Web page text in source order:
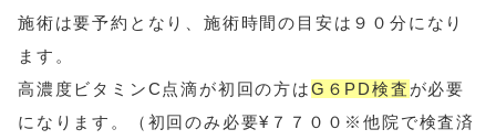
施術は要予約となり、施術時間の目安は９０分になり
ます。
高濃度ビタミンC点滴が初回の方はG６PD検査 が必要
になります。（初回のみ必要¥７７００※他院で検査済